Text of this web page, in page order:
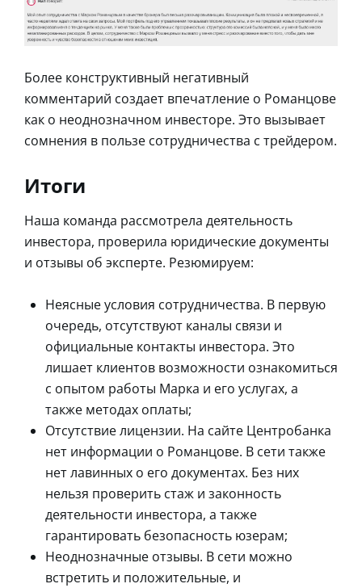
Более конструктивный негативный
комментарий создает впечатление о Романцове
как о неоднозначном инвесторе. Это вызывает
сомнения в пользе сотрудничества с трейдером.
Итоги
Наша команда рассмотрела деятельность
инвестора, проверила юридические документы
и отзывы об эксперте. Резюмируем:
Неясные условия сотрудничества. В первую
очередь, отсутствуют каналы связи и
официальные контакты инвестора. Это
лишает клиентов возможности ознакомиться
с опытом работы Марка и его услугах, а
также методах оплаты;
Отсутствие лицензии. На сайте Центробанка
нет информации о Романцове. В сети также
нет лавинных о его документах. Без них
нельзя проверить стаж и законность
деятельности инвестора, а также
гарантировать безопасность юзерам;
Неоднозначные отзывы. В сети можно
встретить и положительные, и